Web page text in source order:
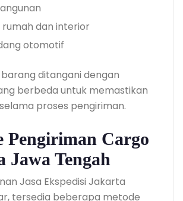
dan interior
otomotif
ditangani dengan
berbeda untuk memastikan
proses pengiriman.
Pengiriman Cargo
Jawa Tengah
Jasa Ekspedisi Jakarta
tersedia beberapa metode